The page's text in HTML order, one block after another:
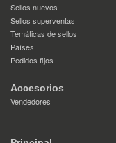
Sellos nuevos
Sellos superventas
Temáticas de sellos
Países
Pedidos fijos
Accesorios
Vendedores